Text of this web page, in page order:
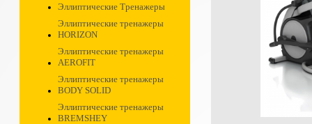
Эллиптические Тренажеры
Эллиптические тренажеры
HORIZON
Эллиптические тренажеры
AEROFIT
Эллиптические тренажеры
BODY SOLID
Эллиптические тренажеры
BREMSHEY